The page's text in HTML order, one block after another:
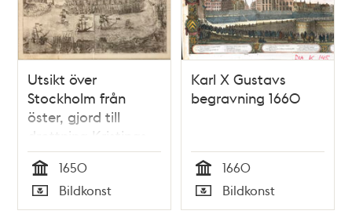
Utsikt över
Stockholm från
öster, gjord till
drottning Kristinas
kröning 1650
Tid
1650
Typ
Bildkonst
Karl X Gustavs
begravning 1660
Tid
1660
Typ
Bildkonst